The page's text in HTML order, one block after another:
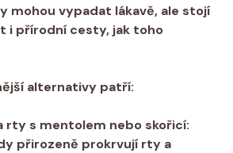
mohou vypadat lákavě, ale stojí
i přírodní cesty, jak toho
alternativy patří:
rty s mentolem nebo skořicí:
přirozeně prokrvují rty a